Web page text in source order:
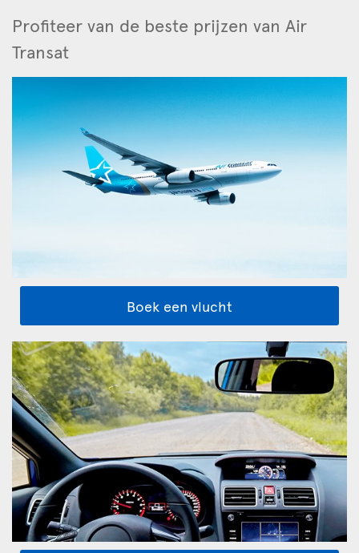
Profiteer van de beste prijzen van Air
Transat
Boek een vlucht